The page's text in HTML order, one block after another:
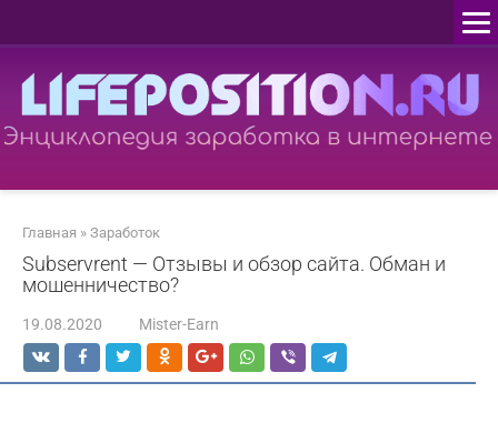
Главная » Заработок
Subservrent — Отзывы и обзор сайта. Обман и
мошенничество?
19.08.2020 Mister-Earn